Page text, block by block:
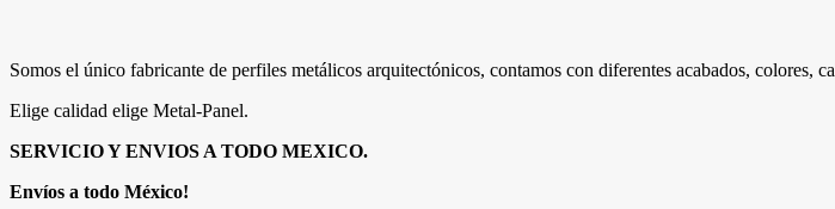
Somos el único fabricante de perfiles metálicos arquitectónicos, contamos con diferentes acabados, colores,
Elige calidad elige Metal-Panel.
SERVICIO Y ENVIOS A TODO MEXICO.
Envíos a todo México!